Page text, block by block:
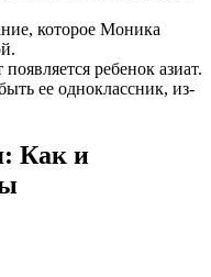
которое Моника
ребенок азиат.
ее одноклассник, из-
Как и